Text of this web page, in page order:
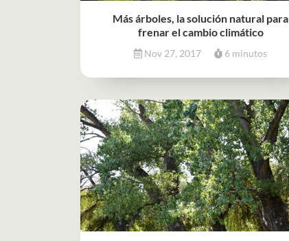
Más árboles, la solución natural para
frenar el cambio climático
Nov 27, 2017 6 minutos